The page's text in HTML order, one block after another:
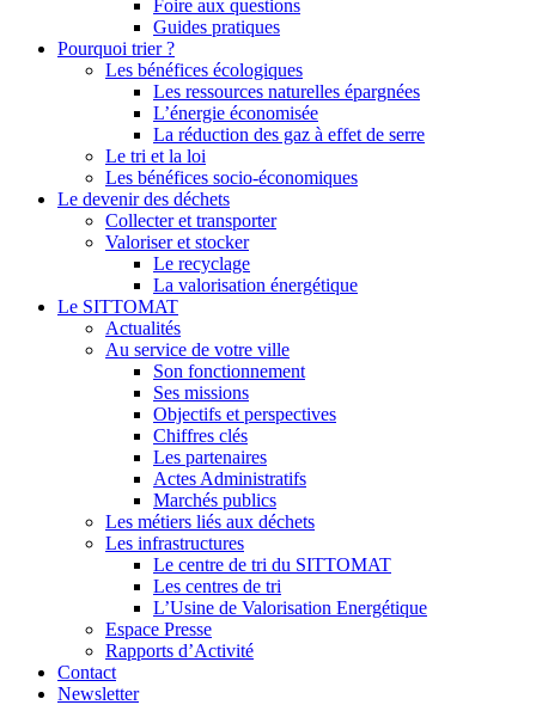
Foire aux questions
Guides pratiques
Pourquoi trier ?
Les bénéfices écologiques
Les ressources naturelles épargnées
L’énergie économisée
La réduction des gaz à effet de serre
Le tri et la loi
Les bénéfices socio-économiques
Le devenir des déchets
Collecter et transporter
Valoriser et stocker
Le recyclage
La valorisation énergétique
Le SITTOMAT
Actualités
Au service de votre ville
Son fonctionnement
Ses missions
Objectifs et perspectives
Chiffres clés
Les partenaires
Actes Administratifs
Marchés publics
Les métiers liés aux déchets
Les infrastructures
Le centre de tri du SITTOMAT
Les centres de tri
L’Usine de Valorisation Energétique
Espace Presse
Rapports d’Activité
Contact
Newsletter